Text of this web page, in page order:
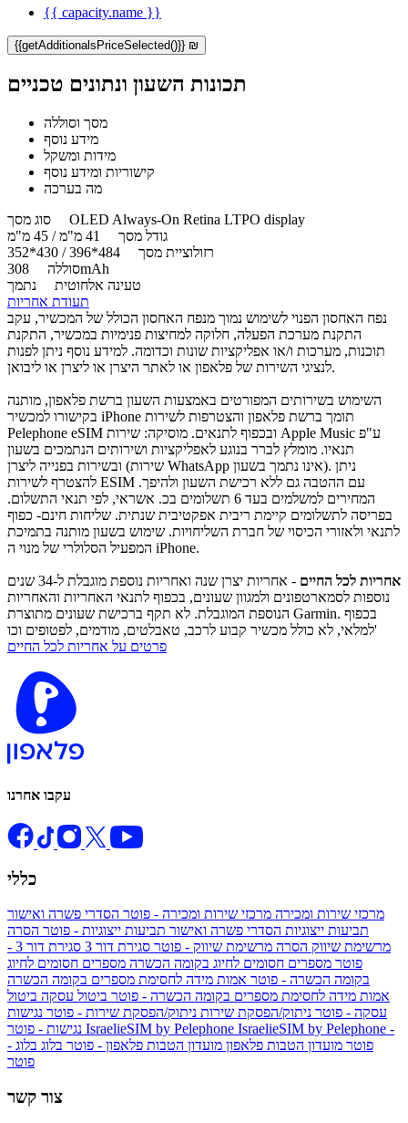
{{ capacity.name }}
{{getAdditionalsPriceSelected()}} ₪
תכונות השעון ונתונים טכניים
מסך וסוללה
מידע נוסף
מידות ומשקל
קישוריות ומידע נוסף
מה בערכה
סוג מסך OLED Always-On Retina LTPO display
גודל מסך
רזולוציית מסך
סוללה308mAh
טעינה אלחוטית נתמך
תעודת אחריות
נפח האחסון הפנוי לשימוש נמוך מנפח האחסון הכולל של המכשיר, עקב
התקנת מערכת הפעלה, חלוקה למחיצות פנימיות במכשיר, התקנת
תוכנות, מערכות ו/או אפליקציות שונות וכדומה. למידע נוסף ניתן לפנות
לנציגי השירות של פלאפון או לאתר היצרן או ליצרן או ליבואן.
השימוש בשירותים המפורטים באמצעות השעון ברשת פלאפון, מותנה
בקישורו למכשיר iPhone תומך ברשת פלאפון והצטרפות לשירות
Pelephone eSIM ובכפוף לתנאים. מוסיקה: שירות Apple Music ע"פ
תנאיו. מומלץ לברר בנוגע לאפליקציות ושירותים הנתמכים בשעון
ובשירות בפנייה ליצרן (שירות WhatsApp אינו נתמך בשעון). ניתן
להצטרף לשירות ESIM עם ההטבה גם ללא רכישת השעון ולהיפך.
המחירים למשלמים בעד 6 תשלומים בכ. אשראי, לפי תנאי התשלום.
בפריסה לתשלומים קיימת ריבית אפקטיבית שנתית. שליחות חינם- כפוף
לתנאי ולאזורי הכיסוי של חברת השליחויות. שימוש בשעון מותנה בתמיכת
המפעיל הסלולרי של מנוי ה iPhone.
אחריות לכל החיים
- אחריות יצרן שנה ואחריות נוספת מוגבלת ל-34 שנים
נוספות לסמארטפונים ולמגוון שעונים, בכפוף לתנאי האחריות והאחריות
הנוספת המוגבלת. לא תקף ברכישת שעונים מתוצרת Garmin. בכפוף
למלאי, לא כולל מכשיר קבוע לרכב, טאבלטים, מודמים, לפטופים וכו'
פרטים על אחריות לכל החיים
עקבו אחרנו
כללי
מרכזי שירות ומכירה מרכזי שירות ומכירה - פוטר הסדרי פשרה ואישור
תביעות ייצוגיות הסדרי פשרה ואישור תביעות ייצוגיות - פוטר הסרה
מרשימת שיווק הסרה מרשימת שיווק - פוטר סגירת דור 3
סגירת דור 3 -
פוטר מספרים חסומים לחיוג בקומה הכשרה מספרים חסומים לחיוג
בקומה הכשרה - פוטר אמות מידה לחסימת מספרים בקומה הכשרה
אמות מידה לחסימת מספרים בקומה הכשרה - פוטר ביטול עסקה ביטול
עסקה - פוטר ניתוק/הפסקת שירות ניתוק/הפסקת שירות - פוטר נגישות
IsraelieSIM by Pelephone IsraelieSIM by Pelephone -
פוטר מועדון הטבות פלאפון מועדון הטבות פלאפון - פוטר בלוג בלוג -
פוטר
צור קשר